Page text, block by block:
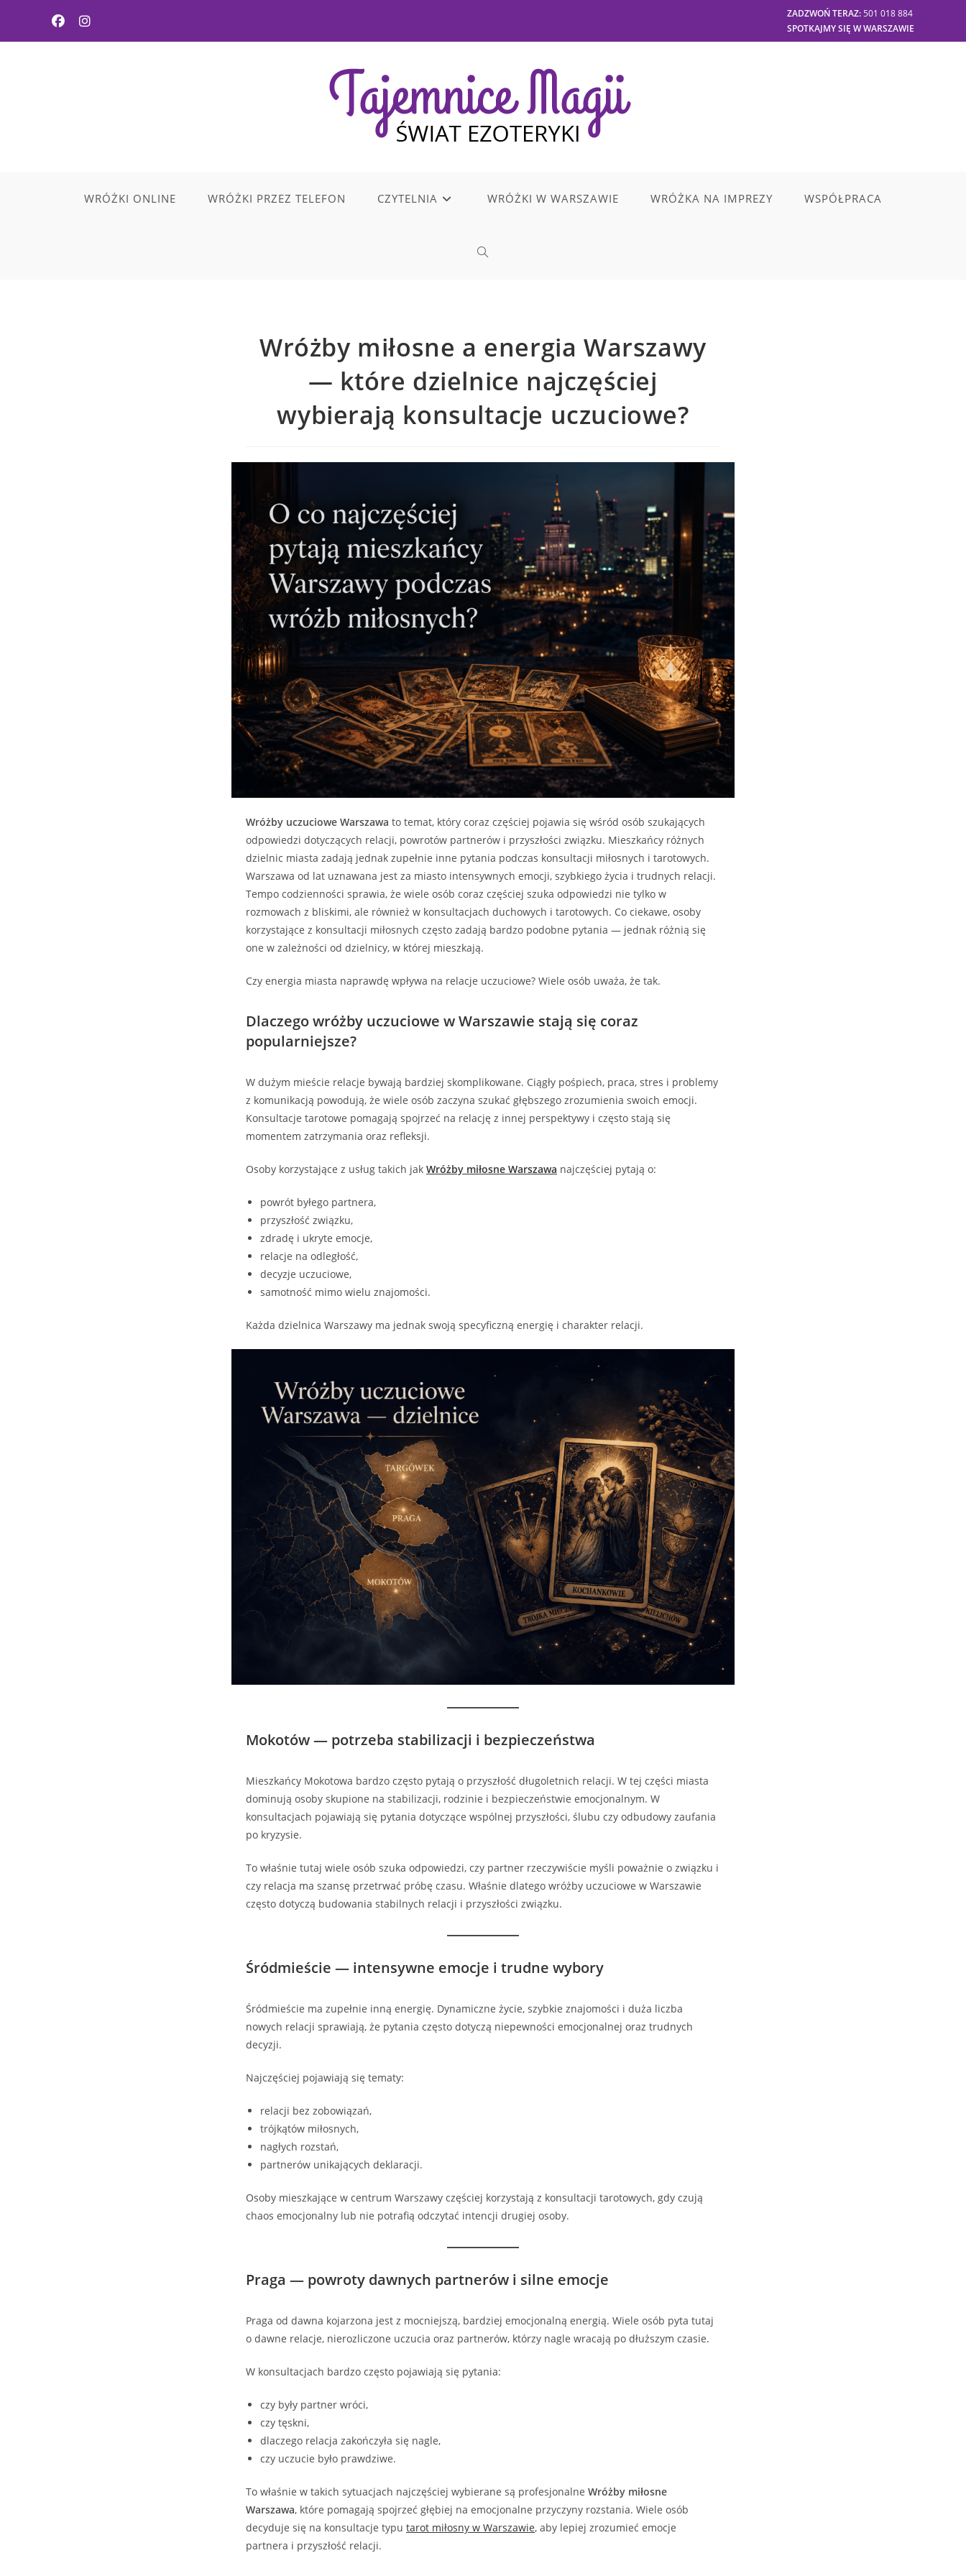
content
ZADZWOŃ TERAZ:501 018 884
SPOTKAJMY SIĘ W WARSZAWIE
WRÓŻKI ONLINE WRÓŻKI PRZEZ TELEFON CZYTELNIA WRÓŻKI W WARSZAWIE WRÓŻKA NA IMPREZY WSPÓŁPRACA
TOGGLE
SEARCH
Wróżby miłosne a energia Warszawy
— które dzielnice najczęściej
wybierają konsultacje uczuciowe?
Wróżby uczuciowe Warszawa to temat, który coraz częściej pojawia się wśród osób szukających
odpowiedzi dotyczących relacji, powrotów partnerów i przyszłości związku. Mieszkańcy różnych
dzielnic miasta zadają jednak zupełnie inne pytania podczas konsultacji miłosnych i tarotowych.
Warszawa od lat uznawana jest za miasto intensywnych emocji, szybkiego życia i trudnych relacji.
Tempo codzienności sprawia, że wiele osób coraz częściej szuka odpowiedzi nie tylko w
rozmowach z bliskimi, ale również w konsultacjach duchowych i tarotowych. Co ciekawe, osoby
korzystające z konsultacji miłosnych często zadają bardzo podobne pytania — jednak różnią się
one w zależności od dzielnicy, w której mieszkają.
Czy energia miasta naprawdę wpływa na relacje uczuciowe? Wiele osób uważa, że tak.
Dlaczego wróżby uczuciowe w Warszawie stają się coraz
popularniejsze?
W dużym mieście relacje bywają bardziej skomplikowane. Ciągły pośpiech, praca, stres i problemy
z komunikacją powodują, że wiele osób zaczyna szukać głębszego zrozumienia swoich emocji.
Konsultacje tarotowe pomagają spojrzeć na relację z innej perspektywy i często stają się
momentem zatrzymania oraz refleksji.
Osoby korzystające z usług takich jak Wróżby miłosne Warszawa najczęściej pytają o:
powrót byłego partnera,
przyszłość związku,
zdradę i ukryte emocje,
relacje na odległość,
decyzje uczuciowe,
samotność mimo wielu znajomości.
Każda dzielnica Warszawy ma jednak swoją specyficzną energię i charakter relacji.
Mokotów — potrzeba stabilizacji i bezpieczeństwa
Mieszkańcy Mokotowa bardzo często pytają o przyszłość długoletnich relacji. W tej części miasta
dominują osoby skupione na stabilizacji, rodzinie i bezpieczeństwie emocjonalnym. W
konsultacjach pojawiają się pytania dotyczące wspólnej przyszłości, ślubu czy odbudowy zaufania
po kryzysie.
To właśnie tutaj wiele osób szuka odpowiedzi, czy partner rzeczywiście myśli poważnie o związku i
czy relacja ma szansę przetrwać próbę czasu. Właśnie dlatego wróżby uczuciowe w Warszawie
często dotyczą budowania stabilnych relacji i przyszłości związku.
Śródmieście — intensywne emocje i trudne wybory
Śródmieście ma zupełnie inną energię. Dynamiczne życie, szybkie znajomości i duża liczba
nowych relacji sprawiają, że pytania często dotyczą niepewności emocjonalnej oraz trudnych
decyzji.
Najczęściej pojawiają się tematy:
relacji bez zobowiązań,
trójkątów miłosnych,
nagłych rozstań,
partnerów unikających deklaracji.
Osoby mieszkające w centrum Warszawy częściej korzystają z konsultacji tarotowych, gdy czują
chaos emocjonalny lub nie potrafią odczytać intencji drugiej osoby.
Praga — powroty dawnych partnerów i silne emocje
Praga od dawna kojarzona jest z mocniejszą, bardziej emocjonalną energią. Wiele osób pyta tutaj
o dawne relacje, nierozliczone uczucia oraz partnerów, którzy nagle wracają po dłuższym czasie.
W konsultacjach bardzo często pojawiają się pytania:
czy były partner wróci,
czy tęskni,
dlaczego relacja zakończyła się nagle,
czy uczucie było prawdziwe.
To właśnie w takich sytuacjach najczęściej wybierane są profesjonalne Wróżby miłosne
Warszawa, które pomagają spojrzeć głębiej na emocjonalne przyczyny rozstania. Wiele osób
decyduje się na konsultacje typu tarot miłosny w Warszawie, aby lepiej zrozumieć emocje
partnera i przyszłość relacji.